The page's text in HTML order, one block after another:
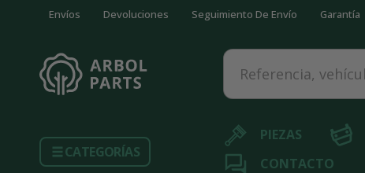
Envíos Devoluciones Seguimiento De Envío Garantía
Referencia, vehículo...
CATEGORÍAS
PIEZAS
CONTACTO